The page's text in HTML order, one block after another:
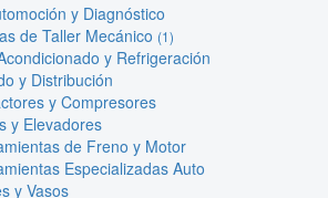
y Diagnóstico
de Taller Mecánico (1)
y Refrigeración
y Distribución
y Compresores
y Elevadores
de Freno y Motor
Especializadas Auto
y Vasos